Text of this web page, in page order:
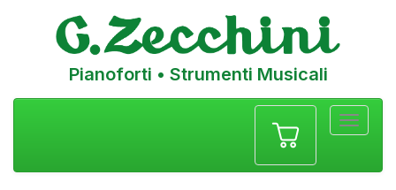
Pianoforti • Strumenti Musicali